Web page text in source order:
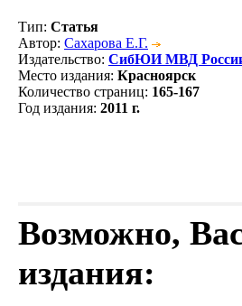
Тип: Статья
Автор: Сахарова Е.Г.
Издательство: СибЮИ МВД
Место издания: Красноярск
Количество страниц: 165-167
Год издания: 2011 г.
Возможно,
издания: